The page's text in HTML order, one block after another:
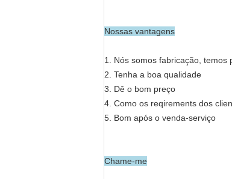
Nossas vantagens
1. Nós somos fabricação, temos
2. Tenha a boa qualidade
3. Dê o bom preço
4. Como os reqirements dos
5. Bom após o venda-serviço
Chame-me